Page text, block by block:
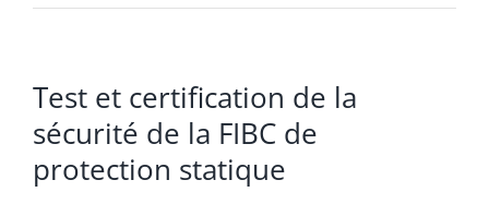
Test et certification de la
sécurité de la FIBC de
protection statique